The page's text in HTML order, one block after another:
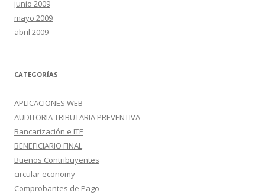
junio 2009
mayo 2009
abril 2009
CATEGORÍAS
APLICACIONES WEB
AUDITORIA TRIBUTARIA PREVENTIVA
Bancarización e ITF
BENEFICIARIO FINAL
Buenos Contribuyentes
circular economy
Comprobantes de Pago